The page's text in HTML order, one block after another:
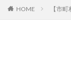
HOME 【市